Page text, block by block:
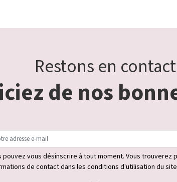
Restons en
de nos
pouvez vous désinscrire à tout moment. Vous trouverez
de contact dans les conditions d'utilisation du